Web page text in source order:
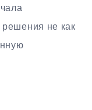
не как